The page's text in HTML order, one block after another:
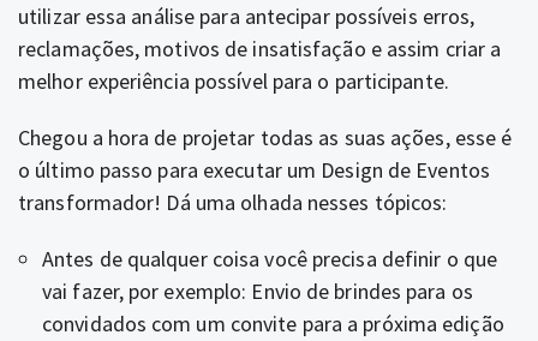
utilizar essa análise para antecipar possíveis erros,
reclamações, motivos de insatisfação e assim criar a
melhor experiência possível para o participante.
Chegou a hora de projetar todas as suas ações, esse é
o último passo para executar um Design de Eventos
transformador! Dá uma olhada nesses tópicos:
Antes de qualquer coisa você precisa definir o que
vai fazer, por exemplo: Envio de brindes para os
convidados com um convite para a próxima edição